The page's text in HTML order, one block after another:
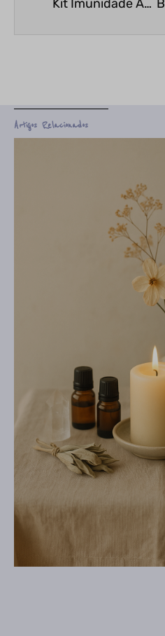
Kit Imunidade Aroma Help
Artigos Relacionados